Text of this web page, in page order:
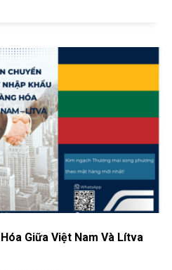
Giữa Việt Nam Và Lítva